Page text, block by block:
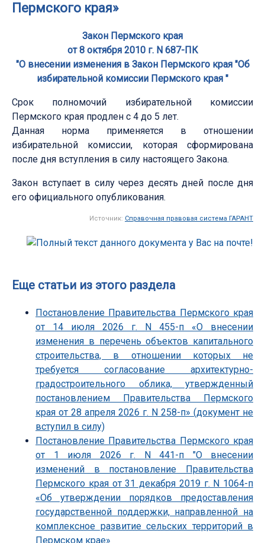
Пермского края»
Закон Пермского края
от 8 октября 2010 г. N 687-ПК
"О внесении изменения в Закон Пермского края "Об
избирательной комиссии Пермского края "
Срок полномочий избирательной комиссии
Пермского края продлен с 4 до 5 лет.
Данная норма применяется в отношении
избирательной комиссии, которая сформирована
после дня вступления в силу настоящего Закона.
Закон вступает в силу через десять дней после дня
его официального опубликования.
Источник: Справочная правовая система ГАРАНТ
Еще статьи из этого раздела
Постановление Правительства Пермского края
от 14 июля 2026 г. N 455-п «О внесении
изменения в перечень объектов капитального
строительства, в отношении которых не
требуется согласование архитектурно-
градостроительного облика, утвержденный
постановлением Правительства Пермского
края от 28 апреля 2026 г. N 258-п» (документ не
вступил в силу)
Постановление Правительства Пермского края
от 1 июля 2026 г. N 441-п "О внесении
изменений в постановление Правительства
Пермского края от 31 декабря 2019 г. N 1064-п
«Об утверждении порядков предоставления
государственной поддержки, направленной на
комплексное развитие сельских территорий в
Пермском крае»